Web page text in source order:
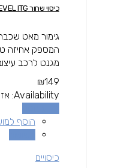
כיסוי שחור IPHONE X / XS – PATCHWORKS LEVEL ITG
גימור מאט
המספק אחיזה
מגנט לרכב
₪149
Availability:
הוסף
כיסויים